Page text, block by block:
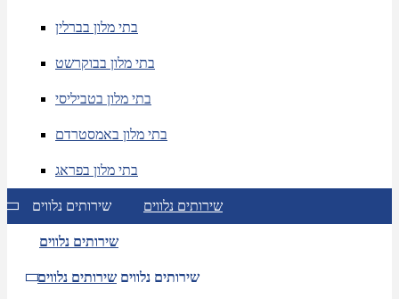
בתי מלון בברלין
בתי מלון בבוקרשט
בתי מלון בטביליסי
בתי מלון באמסטרדם
בתי מלון בפראג
שירותים נלווים שירותים נלווים
שירותים נלווים
שירותים נלווים שירותים נלווים